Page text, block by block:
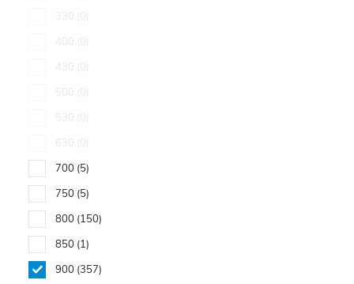
330
0
400
0
430
0
500
0
530
0
630
0
700 5
750 5
800 150
850 1
900 357